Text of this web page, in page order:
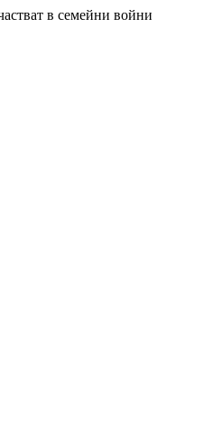
в семейни войни